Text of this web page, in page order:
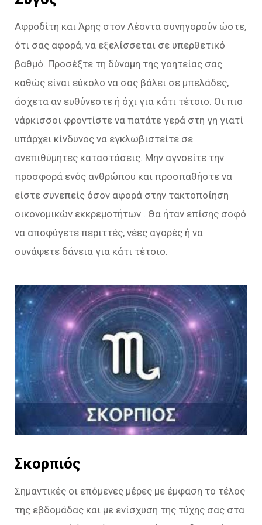
Αφροδίτη και Άρης στον Λέοντα συνηγορούν ώστε,
ότι σας αφορά, να εξελίσσεται σε υπερθετικό
βαθμό. Προσέξτε τη δύναμη της γοητείας σας
καθώς είναι εύκολο να σας βάλει σε μπελάδες,
άσχετα αν ευθύνεστε ή όχι για κάτι τέτοιο. Οι πιο
νάρκισσοι φροντίστε να πατάτε γερά στη γη γιατί
υπάρχει κίνδυνος να εγκλωβιστείτε σε
ανεπιθύμητες καταστάσεις. Μην αγνοείτε την
προσφορά ενός ανθρώπου και προσπαθήστε να
είστε συνεπείς όσον αφορά στην τακτοποίηση
οικονομικών εκκρεμοτήτων . Θα ήταν επίσης σοφό
να αποφύγετε περιττές, νέες αγορές ή να
συνάψετε δάνεια για κάτι τέτοιο.
Σκορπιός
Σημαντικές οι επόμενες μέρες με έμφαση το τέλος
της εβδομάδας και με ενίσχυση της τύχης σας στα